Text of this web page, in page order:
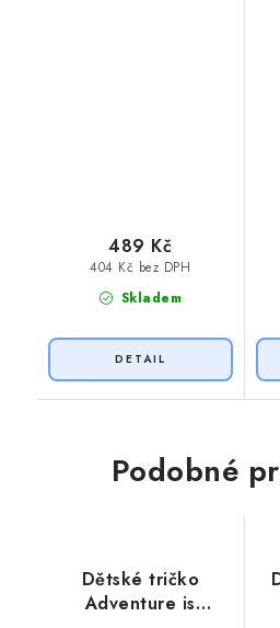
Skladem
404 Kč bez DPH
489 Kč
Podobné
Dětské tričko
Adventure is